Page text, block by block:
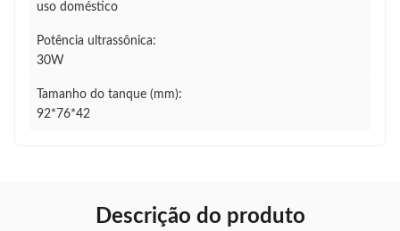
uso doméstico
Potência ultrassônica:
30W
Tamanho do tanque (mm):
92*76*42
Descrição do produto